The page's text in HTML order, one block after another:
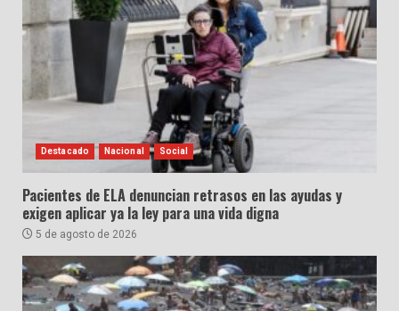
Destacado Nacional Social
Pacientes de ELA denuncian retrasos en las ayudas y
exigen aplicar ya la ley para una vida digna
5 de agosto de 2026